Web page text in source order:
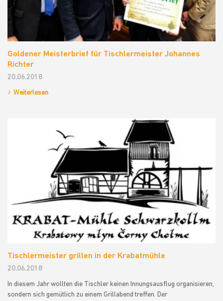
Goldener Meisterbrief für Tischlermeister Johannes
Richter
20.06.2018
Weiterlesen
Tischlermeister grillen in der Krabatmühle
20.06.2018
In diesem Jahr wollten die Tischler keinen Innungsausflug organisieren,
sondern sich gemütlich zu einem Grillabend treffen. Der